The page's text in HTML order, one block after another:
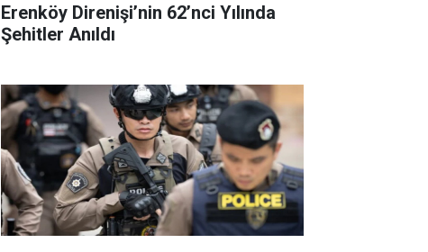
Erenköy Direnişi’nin 62’nci Yılında
Şehitler Anıldı